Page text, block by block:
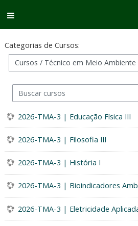
Categorias de Cursos:
Buscar cursos
2026-TMA-3 | Educação Física III
2026-TMA-3 | Filosofia III
2026-TMA-3 | História I
2026-TMA-3 | Bioindicadores
2026-TMA-3 | Eletricidade